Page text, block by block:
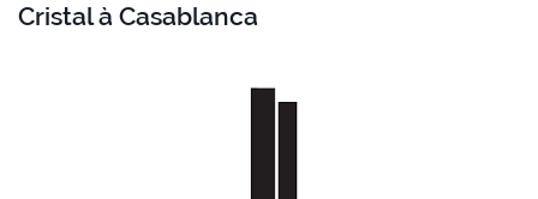
Cristal à Casablanca